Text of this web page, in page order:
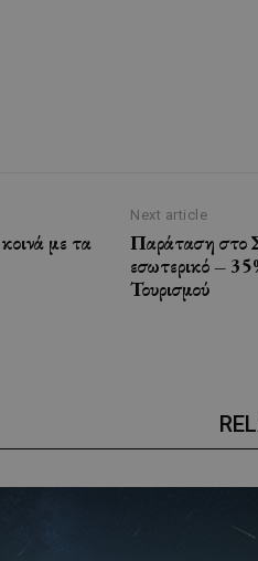
με τα
Next article
Παράταση στο
εσωτερικό –
Τουρισμού